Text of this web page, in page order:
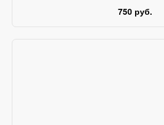
750 руб.